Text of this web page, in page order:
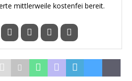
mittlerweile kostenfei bereit.